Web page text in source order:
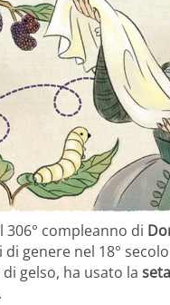
306° compleanno di
genere nel 18°
gelso, ha usato la